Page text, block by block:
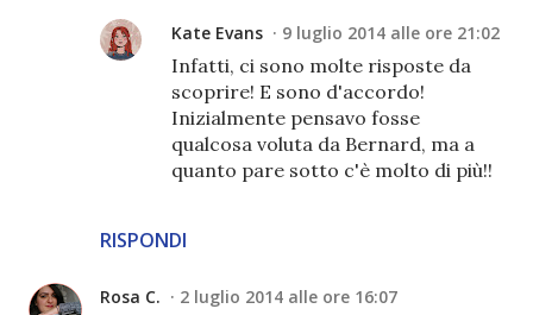
RISPONDI
Kate Evans 9 luglio 2014 alle ore 21:02
Infatti, ci sono molte risposte da
scoprire! E sono d'accordo!
Inizialmente pensavo fosse
qualcosa voluta da Bernard, ma a
quanto pare sotto c'è molto di più!!
Rosa C. 2 luglio 2014 alle ore 16:07